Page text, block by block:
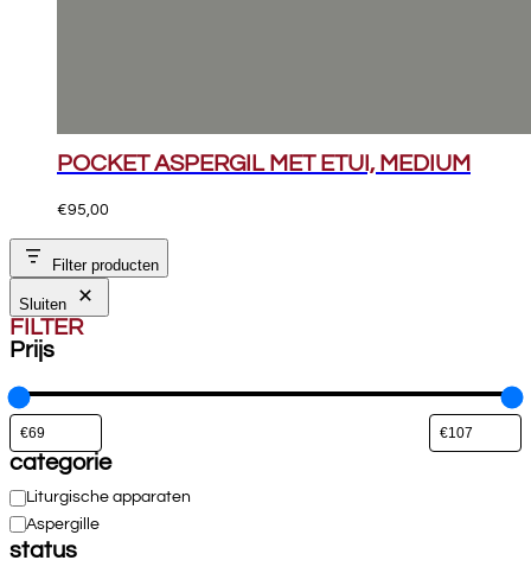
POCKET ASPERGIL MET ETUI, MEDIUM
€95,00
Filter producten
Sluiten
FILTER
Prijs
categorie
Categorie
Liturgische apparaten
Aspergille
status